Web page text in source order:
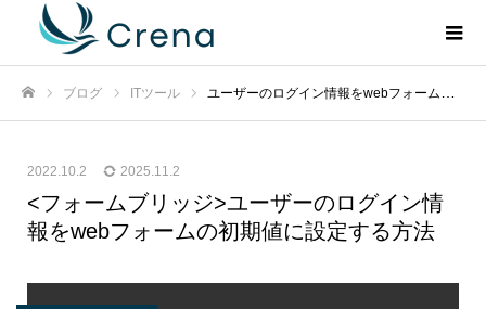
ブログ ITツール ユーザーのログイン情報をwebフォームの初期値に設定する方法
2022.10.2 2025.11.2
<フォームブリッジ>ユーザーのログイン情
報をwebフォームの初期値に設定する方法